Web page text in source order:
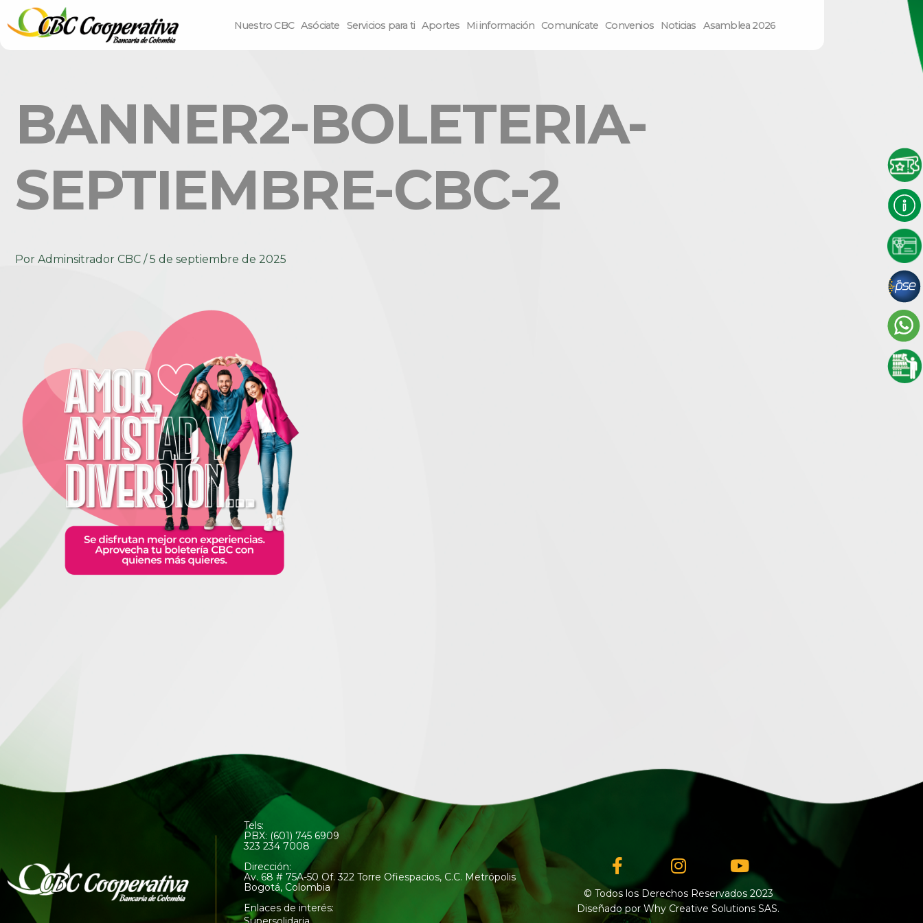
Nuestro CBC Asóciate Servicios para ti Aportes Mi información Comunícate Convenios Noticias Asamblea 2026
BANNER2-BOLETERIA-
SEPTIEMBRE-CBC-2
Por Adminsitrador CBC / 5 de septiembre de 2025
Tels:
PBX: (601) 745 6909
323 234 7008
Dirección:
Av. 68 # 75A-50 Of. 322 Torre Ofiespacios, C.C. Metrópolis
Bogotá, Colombia
Enlaces de interés:
Facebook-
f
InstagramYoutube
© Todos los Derechos Reservados 2023
Diseñado por Why Creative Solutions SAS.